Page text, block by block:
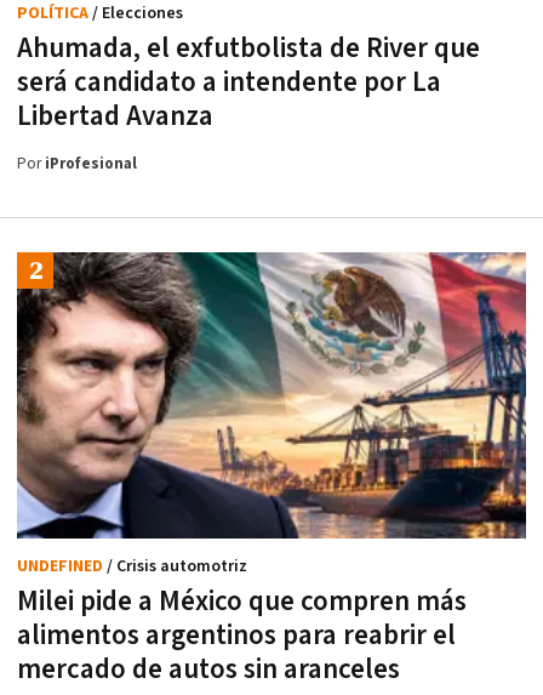
Ahumada, el exfutbolista de River que
será candidato a intendente por La
Libertad Avanza
POLÍTICA/ Elecciones
PoriProfesional
Milei pide a México que compren más
alimentos argentinos para reabrir el
mercado de autos sin aranceles
UNDEFINED / Crisis automotriz